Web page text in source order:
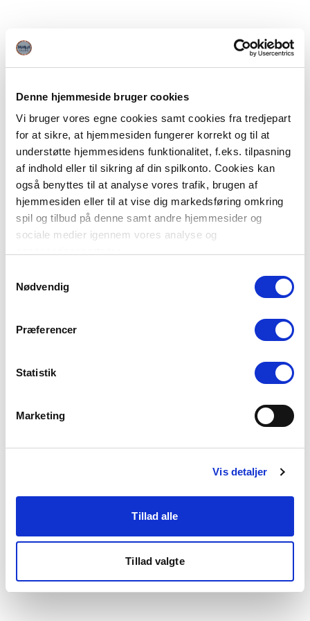
Denne hjemmeside bruger cookies
Vi bruger vores egne cookies samt cookies fra tredjepart
for at sikre, at hjemmesiden fungerer korrekt og til at
understøtte hjemmesidens funktionalitet, f.eks. tilpasning
af indhold eller til sikring af din spilkonto. Cookies kan
også benyttes til at analyse vores trafik, brugen af
hjemmesiden eller til at vise dig markedsføring omkring
spil og tilbud på denne samt andre hjemmesider og
sociale medier igennem vores analyse og
Du kan læse mere om vores brug af cookies under
"Detaljer" eller ved at klikke videre til vores Cookiepolitik,
Nødvendig
Præferencer
Statistik
Marketing
Vis detaljer
Tillad alle
Tillad valgte